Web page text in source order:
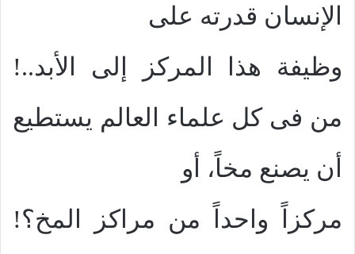
الإنسان قدرته على
وظيفة هذا المركز إلى الأبد..!
من فى كل علماء العالم يستطيع
أن يصنع مخاً، أو
مركزاً واحداً من مراكز المخ؟!